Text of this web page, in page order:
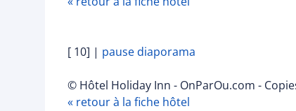
[ 10] | pause diaporama
© Hôtel Holiday Inn - OnParOu.com -
« retour à la fiche hôtel